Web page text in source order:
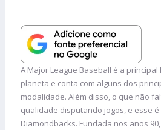
A Major League Baseball é a
planeta e conta com alguns dos
modalidade. Além disso, o que não
qualidade disputando jogos, e esse
Diamondbacks. Fundada nos anos